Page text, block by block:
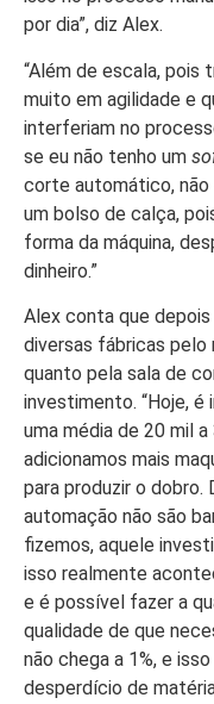
por dia”, diz Alex.
“Além de escala, pois
muito em agilidade e
interferiam no
se eu não tenho um
corte automático,
um bolso de calça,
forma da máquina,
dinheiro.”
Alex conta que
diversas fábricas
quanto pela sala de
investimento. “Hoje,
uma média de 20 mil
adicionamos mais
para produzir o
automação não são
fizemos, aquele
isso realmente
e é possível fazer a
qualidade de que
não chega a 1%, e
desperdício de